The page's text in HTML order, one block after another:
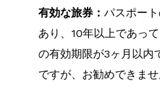
有効な旅券： パスポー
あり、10年以上であっ
の有効期限が3ヶ月以内
ですが、お勧めできま